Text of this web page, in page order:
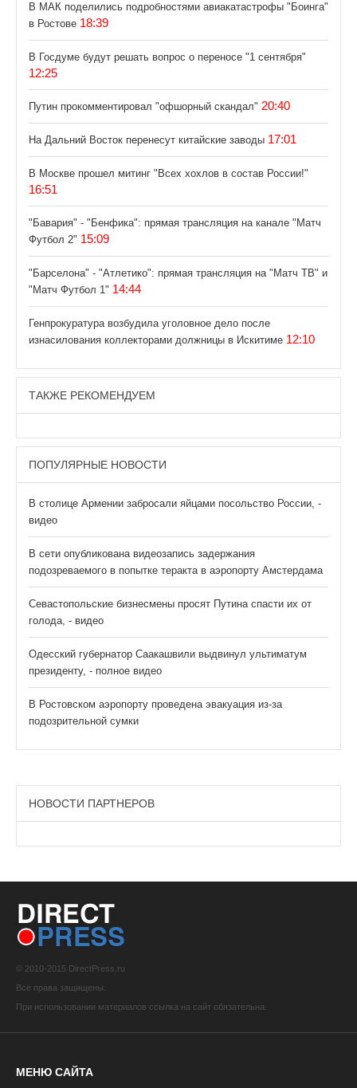
В МАК поделились подробностями авиакатастрофы "Боинга"
в Ростове 18:39
В Госдуме будут решать вопрос о переносе "1 сентября"
12:25
Путин прокомментировал "офшорный скандал" 20:40
На Дальний Восток перенесут китайские заводы 17:01
В Москве прошел митинг "Всех хохлов в состав России!"
16:51
"Бавария" - "Бенфика": прямая трансляция на канале "Матч
Футбол 2" 15:09
"Барселона" - "Атлетико": прямая трансляция на "Матч ТВ" и
"Матч Футбол 1" 14:44
Генпрокуратура возбудила уголовное дело после
изнасилования коллекторами должницы в Искитиме 12:10
ТАКЖЕ РЕКОМЕНДУЕМ
ПОПУЛЯРНЫЕ НОВОСТИ
В столице Армении забросали яйцами посольство России, -
видео
В сети опубликована видеозапись задержания
подозреваемого в попытке теракта в аэропорту Амстердама
Севастопольские бизнесмены просят Путина спасти их от
голода, - видео
Одесский губернатор Саакашвили выдвинул ультиматум
президенту, - полное видео
В Ростовском аэропорту проведена эвакуация из-за
подозрительной сумки
НОВОСТИ ПАРТНЕРОВ
© 2010-2015 DirectPress.ru
Все права защищены.
При использовании материалов ссылка на сайт обязательна.
МЕНЮ САЙТА